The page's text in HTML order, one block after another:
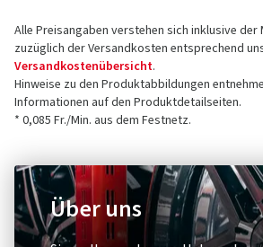
Alle Preisangaben verstehen sich inklusive der
zuzüglich der Versandkosten entsprechend
Versandkostenübersicht.
Hinweise zu den Produktabbildungen
Informationen auf den Produktdetailseiten.
* 0,085 Fr./Min. aus dem Festnetz.
Über uns